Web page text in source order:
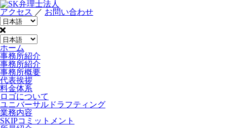
アクセス ／ お問い合わせ
ホーム
事務所紹介
事務所紹介
事務所概要
代表挨拶
料金体系
ロゴについて
ユニバーサルドラフティング
業務内容
SKIPコミットメント